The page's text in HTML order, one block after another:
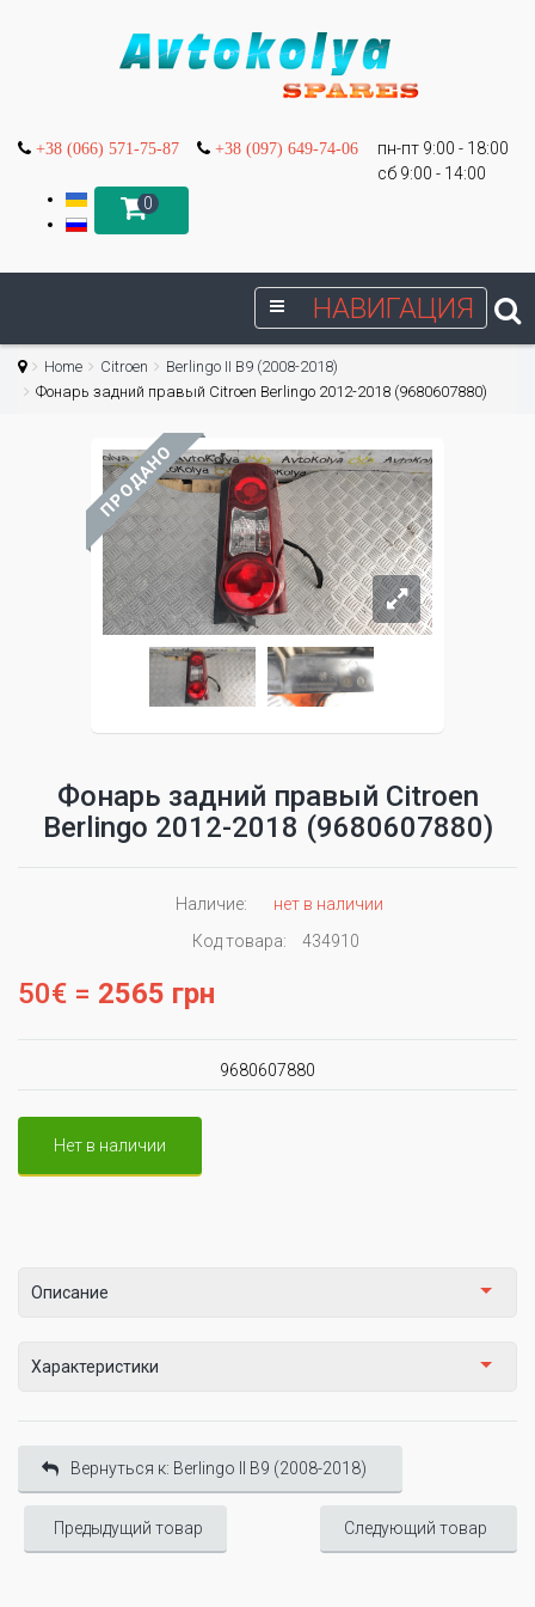
+38 (066) 571-75-87 +38 (097) 649-74-06
пн-пт 9:00 - 18:00
сб 9:00 - 14:00
0
НАВИГАЦИЯ
Home Citroen
Berlingo II B9 (2008-2018)
Фонарь задний правый Citroen Berlingo 2012-2018 (9680607880)
ПРОДАНО
Фонарь задний правый Citroen
Berlingo 2012-2018 (9680607880)
Наличие:
нет в наличии
Код товара:
434910
50€ = 2565 грн
9680607880
Нет в наличии
Описание
Характеристики
Вернуться к: Berlingo II B9 (2008-2018)
Предыдущий товар Следующий товар